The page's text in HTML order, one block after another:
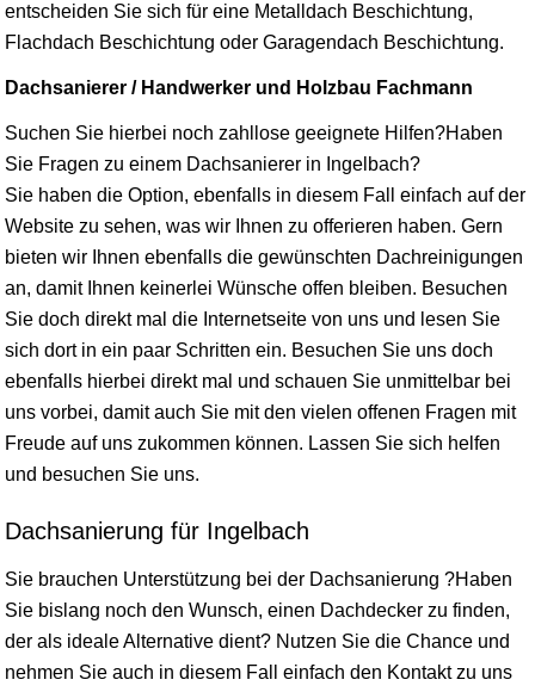
entscheiden Sie sich für eine Metalldach Beschichtung,
Flachdach Beschichtung oder Garagendach Beschichtung.
Dachsanierer / Handwerker und Holzbau Fachmann
Suchen Sie hierbei noch zahllose geeignete Hilfen?Haben
Sie Fragen zu einem Dachsanierer in Ingelbach?
Sie haben die Option, ebenfalls in diesem Fall einfach auf der
Website zu sehen, was wir Ihnen zu offerieren haben. Gern
bieten wir Ihnen ebenfalls die gewünschten Dachreinigungen
an, damit Ihnen keinerlei Wünsche offen bleiben. Besuchen
Sie doch direkt mal die Internetseite von uns und lesen Sie
sich dort in ein paar Schritten ein. Besuchen Sie uns doch
ebenfalls hierbei direkt mal und schauen Sie unmittelbar bei
uns vorbei, damit auch Sie mit den vielen offenen Fragen mit
Freude auf uns zukommen können. Lassen Sie sich helfen
und besuchen Sie uns.
Dachsanierung für Ingelbach
Sie brauchen Unterstützung bei der Dachsanierung ?Haben
Sie bislang noch den Wunsch, einen Dachdecker zu finden,
der als ideale Alternative dient? Nutzen Sie die Chance und
nehmen Sie auch in diesem Fall einfach den Kontakt zu uns